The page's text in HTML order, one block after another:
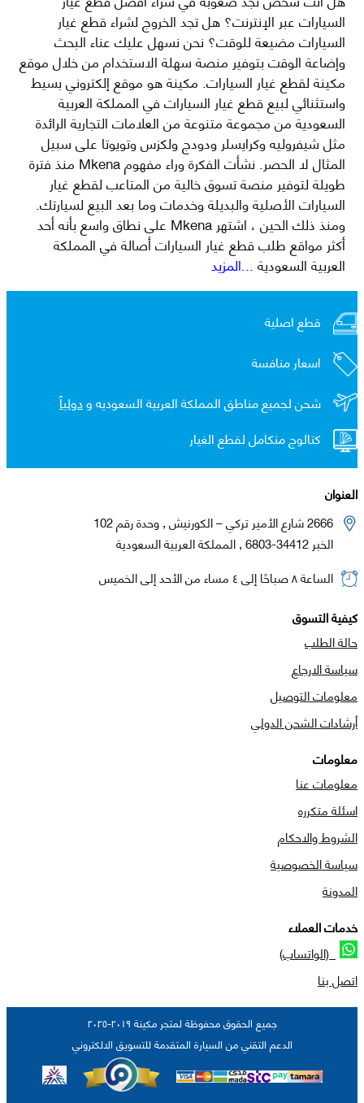
السيارات عبر الإنترنت؟ هل تجد الخروج لشراء قطع غيار
السيارات مضيعة للوقت؟ نحن نسهل عليك عناء البحث
وإضاعة الوقت بتوفير منصة سهلة الاستخدام من خلال موقع
مكينة لقطع غيار السيارات. مكينة هو موقع إلكتروني بسيط
واستثنائي لبيع قطع غيار السيارات في المملكة العربية
السعودية من مجموعة متنوعة من العلامات التجارية الرائدة
مثل شيفروليه وكرايسلر ودودج ولكزس وتويوتا على سبيل
المثال لا الحصر. نشأت الفكرة وراء مفهوم Mkena منذ فترة
طويلة لتوفير منصة تسوق خالية من المتاعب لقطع غيار
السيارات الأصلية والبديلة وخدمات وما بعد البيع لسيارتك.
ومنذ ذلك الحين ، اشتهر Mkena على نطاق واسع بأنه أحد
أكثر مواقع طلب قطع غيار السيارات أصالة في المملكة
العربية السعودية...المزيد
قطع اصلية
اسعار منافسة
شحن لجميع مناطق المملكة العربية السعوديه ودولياً
كتالوج متكامل لقطع الغيار
العنوان
2666 شارع الأمير تركي – الكورنيش , وحدة رقم 102
الخبر 34412-6803 , المملكة العربية السعودية
الساعة ٨ صباحًا إلى ٤ مساء من الأحد إلى الخميس
كيفية التسوق
حالة الطلب
سياسة الارجاع
معلومات التوصيل
أرشادات الشحن الدولي
معلومات
معلومات عنا
اسئلة متكرره
الشروط والاحكام
سياسة الخصوصية
المدونة
خدمات العملاء
(الواتساب)
اتصل بنا
جميع الحقوق محفوظة لمتجر مكينة ٢٠١٩-٢٠٢٥
الدعم التقني من السيارة المتقدمة للتسويق الالكتروني